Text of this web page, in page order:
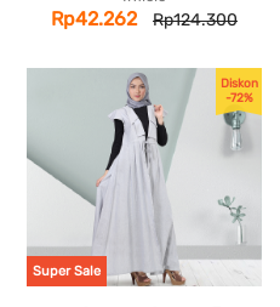
Rp42.262 Rp124.300
Diskon
-72%
Super Sale